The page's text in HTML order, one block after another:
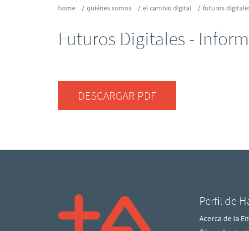
home quiénes somos el cambio digital futuros
Futuros Digitales -
DESCARGAR PDF
Perfil de
Acerca de la